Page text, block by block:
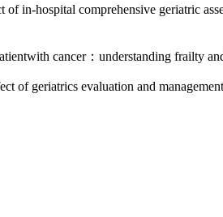
in-hospital comprehensive geriatric
cancer：understanding frailty
of geriatrics evaluation and